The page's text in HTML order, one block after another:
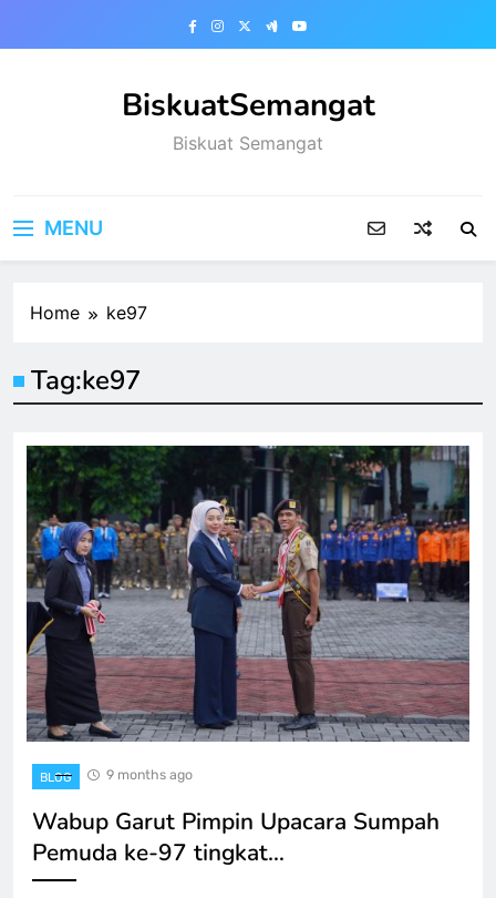
BiskuatSemangat
Biskuat Semangat
MENU
Home ke97
Tag:ke97
BLOG 9 months ago
Wabup Garut Pimpin Upacara Sumpah
Pemuda ke-97 tingkat…